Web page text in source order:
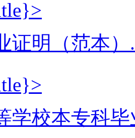
证明（范本）
学校本专科